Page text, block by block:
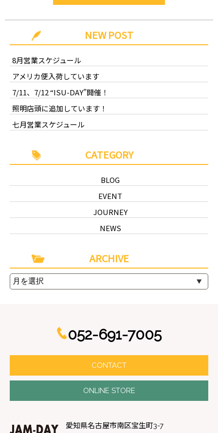
NEW POST
8月営業スケジュール
アメリカ便入荷しています
7/11、7/12 “ISU-DAY”開催！
照明店頭に追加しています！
七月営業スケジュール
CATEGORY
BLOG
EVENT
JOURNEY
NEWS
ARCHIVE
052-691-7005
CONTACT
ONLINE STORE
愛知県名古屋市南区宝生町3-7